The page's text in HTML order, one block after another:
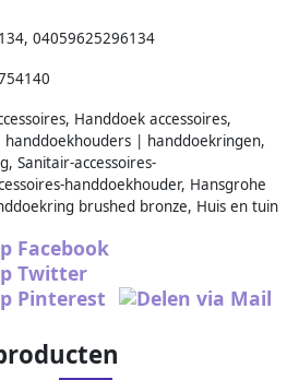
, 04059625296134
Handdoek accessoires,
handdoekhouders | handdoekringen,
Sanitair-accessoires-
handdoekhouder, Hansgrohe
brushed bronze, Huis en tuin